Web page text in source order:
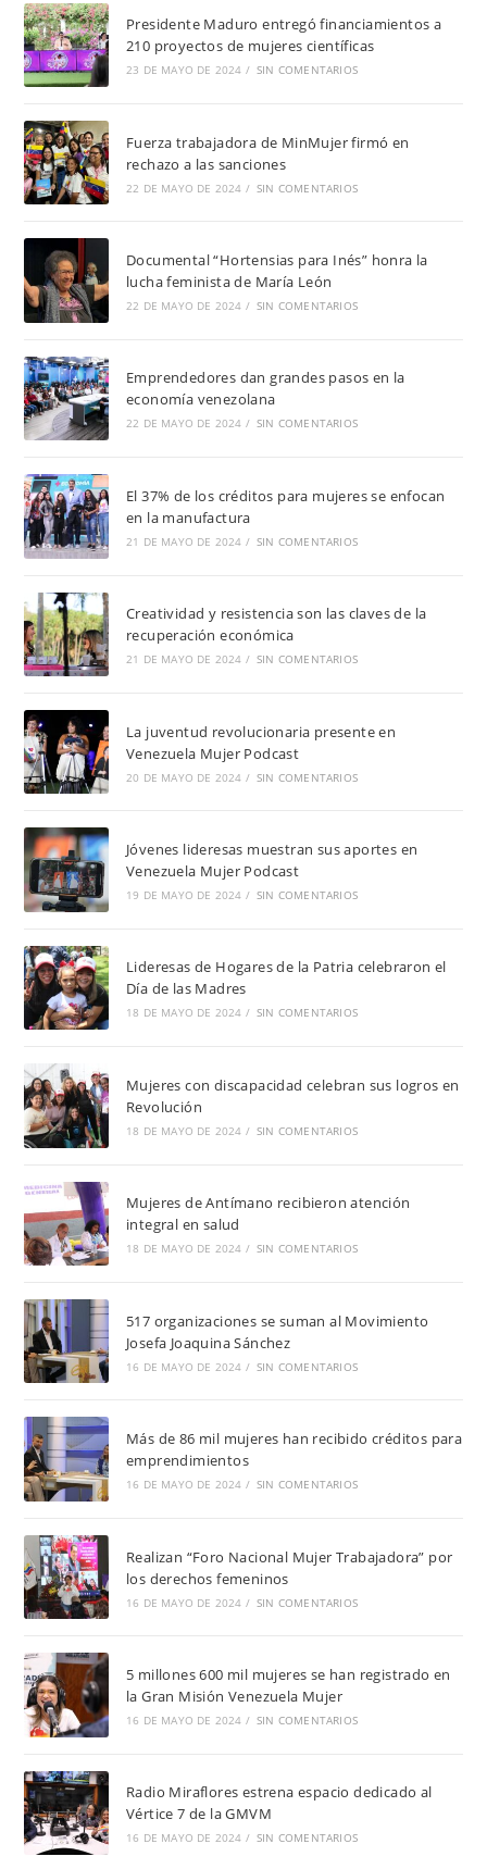
Presidente Maduro entregó financiamientos a
210 proyectos de mujeres científicas
23 DE MAYO DE 2024 / SIN COMENTARIOS
Fuerza trabajadora de MinMujer firmó en
rechazo a las sanciones
22 DE MAYO DE 2024 / SIN COMENTARIOS
Documental “Hortensias para Inés” honra la
lucha feminista de María León
22 DE MAYO DE 2024 / SIN COMENTARIOS
Emprendedores dan grandes pasos en la
economía venezolana
22 DE MAYO DE 2024 / SIN COMENTARIOS
El 37% de los créditos para mujeres se enfocan
en la manufactura
21 DE MAYO DE 2024 / SIN COMENTARIOS
Creatividad y resistencia son las claves de la
recuperación económica
21 DE MAYO DE 2024 / SIN COMENTARIOS
La juventud revolucionaria presente en
Venezuela Mujer Podcast
20 DE MAYO DE 2024 / SIN COMENTARIOS
Jóvenes lideresas muestran sus aportes en
Venezuela Mujer Podcast
19 DE MAYO DE 2024 / SIN COMENTARIOS
Lideresas de Hogares de la Patria celebraron el
Día de las Madres
18 DE MAYO DE 2024 / SIN COMENTARIOS
Mujeres con discapacidad celebran sus logros en
Revolución
18 DE MAYO DE 2024 / SIN COMENTARIOS
Mujeres de Antímano recibieron atención
integral en salud
18 DE MAYO DE 2024 / SIN COMENTARIOS
517 organizaciones se suman al Movimiento
Josefa Joaquina Sánchez
16 DE MAYO DE 2024 / SIN COMENTARIOS
Más de 86 mil mujeres han recibido créditos para
emprendimientos
16 DE MAYO DE 2024 / SIN COMENTARIOS
Realizan “Foro Nacional Mujer Trabajadora” por
los derechos femeninos
16 DE MAYO DE 2024 / SIN COMENTARIOS
5 millones 600 mil mujeres se han registrado en
la Gran Misión Venezuela Mujer
16 DE MAYO DE 2024 / SIN COMENTARIOS
Radio Miraflores estrena espacio dedicado al
Vértice 7 de la GMVM
16 DE MAYO DE 2024 / SIN COMENTARIOS